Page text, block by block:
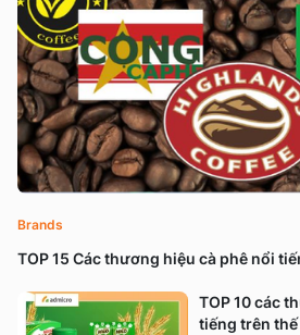
TOP 15 Các thương hiệu cà phê nổi
Brands
TOP 10 các
tiếng trên